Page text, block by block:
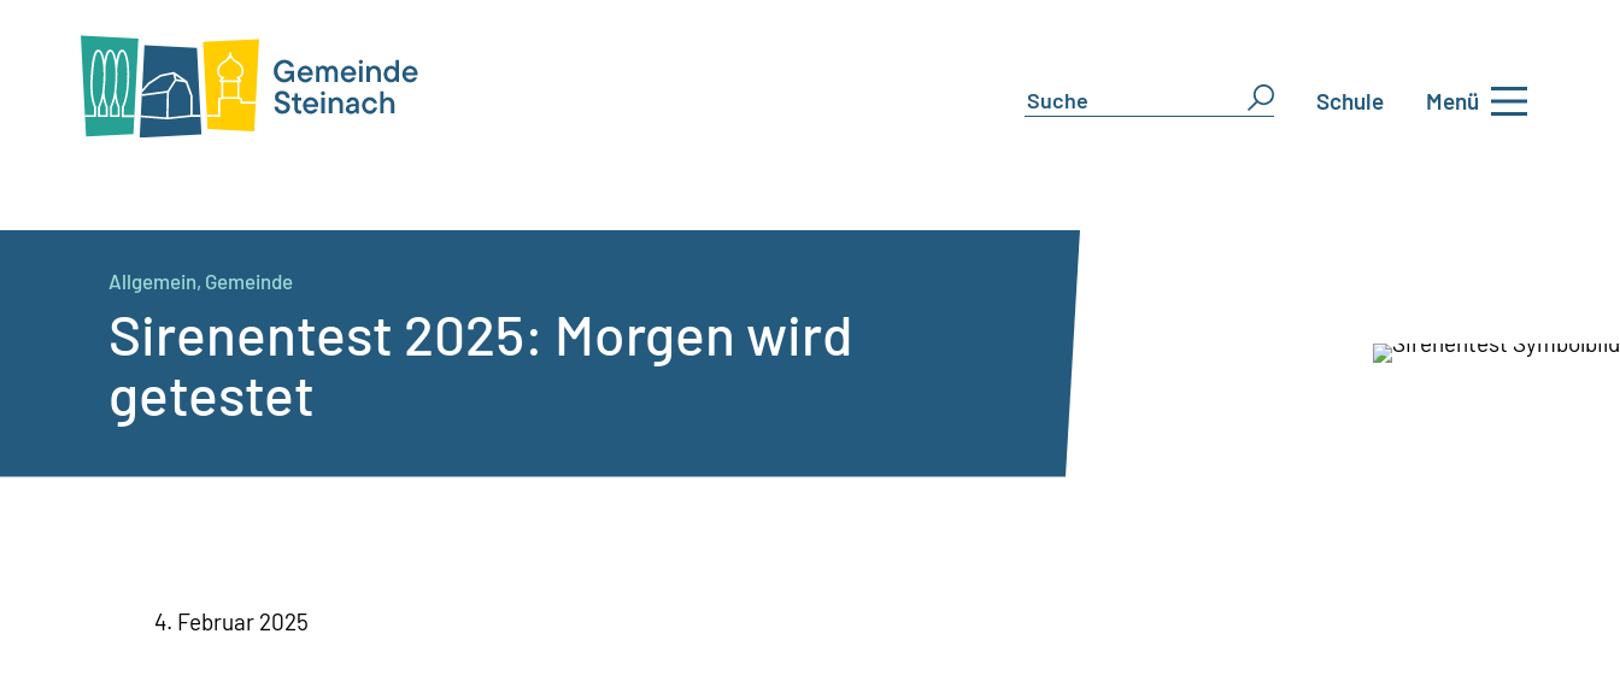
Schule Menü
Allgemein, Gemeinde
Sirenentest 2025: Morgen wird
getestet
4. Februar 2025